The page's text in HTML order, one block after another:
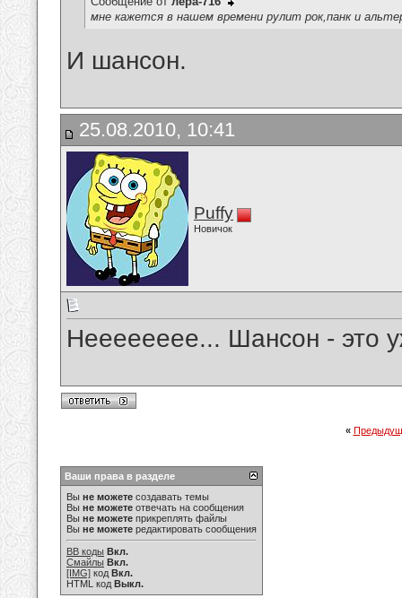
мне кажется в нашем времени рулит рок,панк и
И шансон.
25.08.2010, 10:41
Puffy
Новичок
Нееееееее... Шансон - это
«
Ваши права в разделе
Вы не можете создавать темы
Вы не можете отвечать на сообщения
Вы не можете прикреплять файлы
Вы не можете редактировать сообщения
BB коды Вкл.
Смайлы Вкл.
[IMG] код Вкл.
HTML код Выкл.